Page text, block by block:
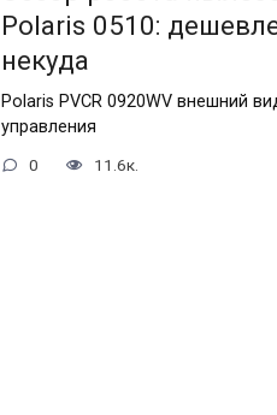
Polaris 0510:
некуда
Polaris PVCR 0920WV внешний
управления
0 11.6к.